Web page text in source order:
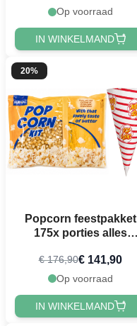
Op voorraad
IN WINKELMAND
20%
Popcorn feestpakket
175x porties alles
€ 176,90€ 141,90
Op voorraad
IN WINKELMAND